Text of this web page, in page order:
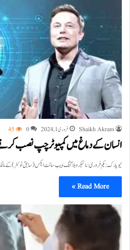
Shaikh Akram فروری 1, 2024 0
45
انسان کے دماغ میں کمپیوٹر چپ نصب کرنے
نیویارک:یکم فروری :مائیکرو بلاگنگ ویب سائٹ ایکس (سابق ٹوئٹر) کے مالک
Read More »